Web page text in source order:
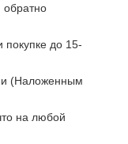
обратно
покупке до 15-
(Наложенным
на любой